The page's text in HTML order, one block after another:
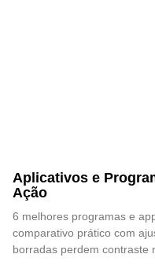
Aplicativos e
Ação
6 melhores programas e
comparativo prático com
borradas perdem contraste